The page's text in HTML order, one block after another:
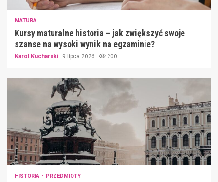
MATURA
Kursy maturalne historia – jak zwiększyć swoje
szanse na wysoki wynik na egzaminie?
Karol Kucharski 9 lipca 2026 200
HISTORIA PRZEDMIOTY